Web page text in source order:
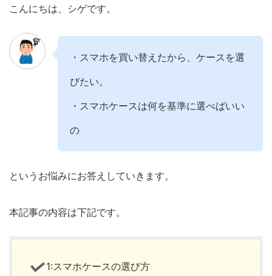
こんにちは、シゲです。
・スマホを買い替えたから、ケースを選
びたい。
・スマホケースは何を基準に選べばいい
の
というお悩みにお答えしていきます。
本記事の内容は下記です。
1:スマホケースの選び方